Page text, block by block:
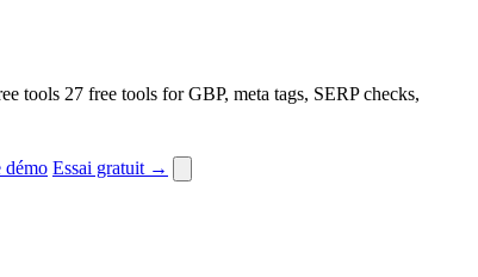
tools 27 free tools for GBP, meta tags, SERP checks,
démo Essai gratuit →